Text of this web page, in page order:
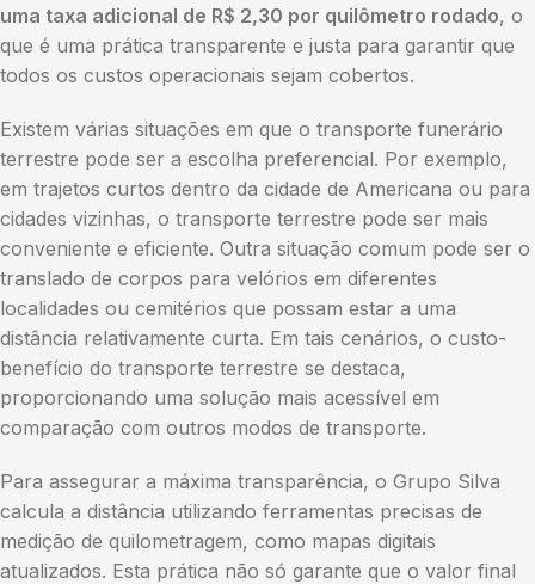
uma taxa adicional de R$ 2,30 por quilômetro rodado, o
que é uma prática transparente e justa para garantir que
todos os custos operacionais sejam cobertos.
Existem várias situações em que o transporte funerário
terrestre pode ser a escolha preferencial. Por exemplo,
em trajetos curtos dentro da cidade de Americana ou para
cidades vizinhas, o transporte terrestre pode ser mais
conveniente e eficiente. Outra situação comum pode ser o
translado de corpos para velórios em diferentes
localidades ou cemitérios que possam estar a uma
distância relativamente curta. Em tais cenários, o custo-
benefício do transporte terrestre se destaca,
proporcionando uma solução mais acessível em
comparação com outros modos de transporte.
Para assegurar a máxima transparência, o Grupo Silva
calcula a distância utilizando ferramentas precisas de
medição de quilometragem, como mapas digitais
atualizados. Esta prática não só garante que o valor final